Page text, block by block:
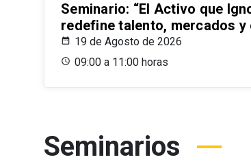
Seminario: “El Activo que
redefine talento, mercados y
19 de Agosto de 2026
09:00 a 11:00 horas
Seminarios